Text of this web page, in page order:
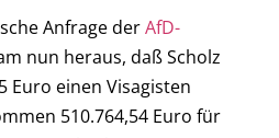
Anfrage derAfD-
nun heraus, daß Scholz
Euro einen Visagisten
510.764,54 Euro für